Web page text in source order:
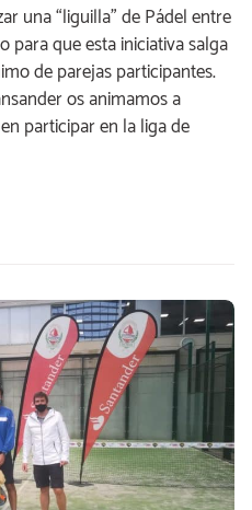
una “liguilla” de Pádel entre
para que esta iniciativa salga
de parejas participantes.
os animamos a
participar en la liga de